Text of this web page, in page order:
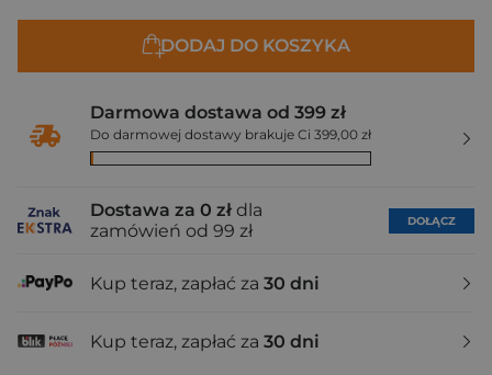
DODAJ DO KOSZYKA
Darmowa dostawa od 399 zł
Do darmowej dostawy brakuje Ci 399,00 zł
Dostawa za 0 zł dla
zamówień od 99 zł
DOŁĄCZ
Kup teraz, zapłać za 30 dni
Kup teraz, zapłać za 30 dni